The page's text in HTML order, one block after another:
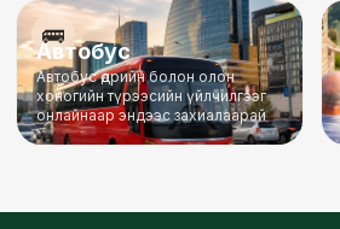
🚌
Автобус
Автобус өдрийн болон олон
хоногийн түрээсийн үйлчилгээг
онлайнаар эндээс захиалаарай